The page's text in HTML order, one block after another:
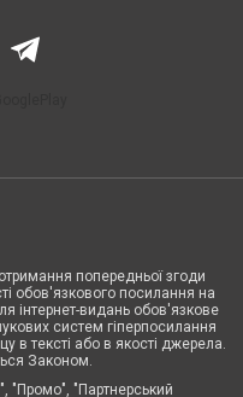
попередньої згоди
обов'язкового посилання на
інтернет-видань обов'язкове
систем гіперпосилання
в тексті або в якості джерела.
Законом.
"Промо", "Партнерський